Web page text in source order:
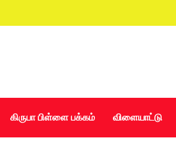
கிருபா பிள்ளை பக்கம் விளையாட்டு